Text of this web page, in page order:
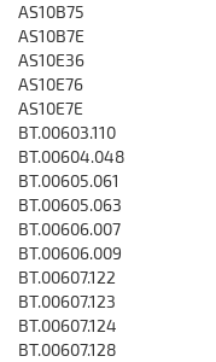
AS10B75
AS10B7E
AS10E36
AS10E76
AS10E7E
BT.00603.110
BT.00604.048
BT.00605.061
BT.00605.063
BT.00606.007
BT.00606.009
BT.00607.122
BT.00607.123
BT.00607.124
BT.00607.128